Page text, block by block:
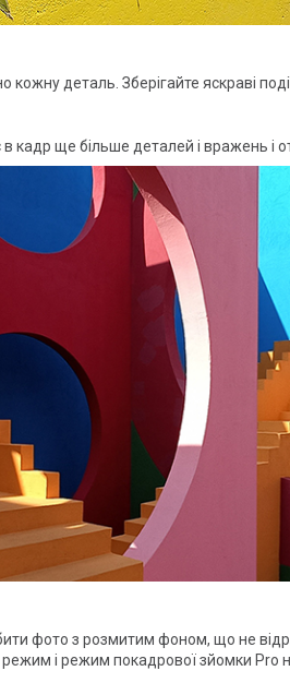
деталь. Зберігайте яскраві
ще більше деталей і вражень і
фото з розмитим фоном, що не
режим і режим покадрової зйомки